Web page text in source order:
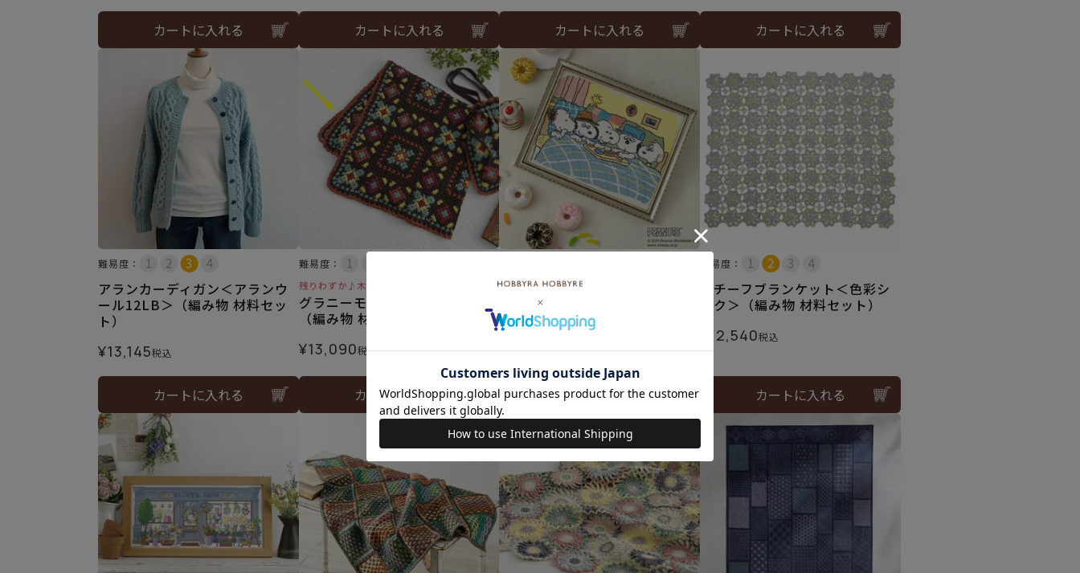
カートに入れる カートに入れる カートに入れる カートに入れる
難易度：
アランカーディガン＜アランウ
ール12LB＞（編み物 材料セッ
ト）
¥13,145税込
カートに入れる
難易度：
残りわずか♪木之下薫さんデザイン
グラニーモザイクブランケット
（編み物 材料セット）
¥13,090税込
カートに入れる
クロスステッチフレーム＜スヌ
ーピーときょうだいたち＞
¥
カートに入れる
難易度：
モチーフブランケット＜色彩シ
ルク＞（編み物 材料セット）
12,540税込
カートに入れる